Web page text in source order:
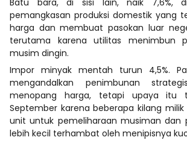
pemangkasan produksi domestik yang
harga dan membuat pasokan luar
terutama karena utilitas menimbun
musim dingin.
Impor minyak mentah turun 4,5%.
mengandalkan penimbunan
menopang harga, tetapi upaya itu
September karena beberapa kilang
unit untuk pemeliharaan musiman dan
lebih kecil terhambat oleh menipisnya